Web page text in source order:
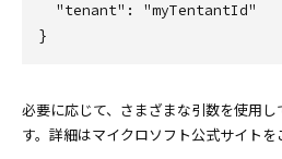
  "tenant": "myTentantId"
必要に応じて、さまざまな引数を使用
す。詳細はマイクロソフト公式サイトを